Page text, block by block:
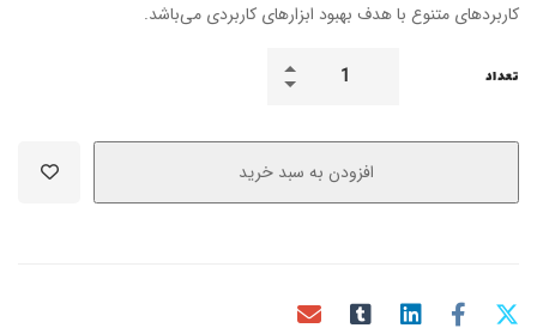
کاربردهای متنوع با هدف بهبود ابزارهای کاربردی می‌باشد.
تعداد
افزودن به سبد خرید